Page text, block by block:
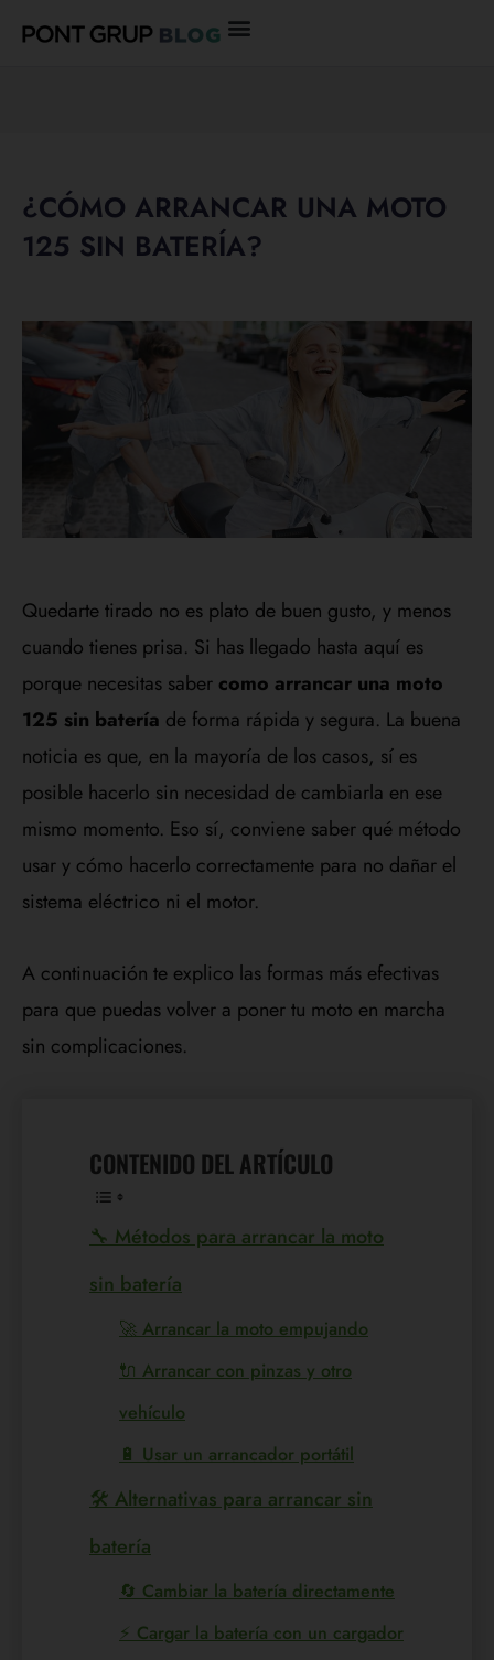
¿CÓMO ARRANCAR UNA MOTO
125 SIN BATERÍA?
Quedarte tirado no es plato de buen gusto, y menos
cuando tienes prisa. Si has llegado hasta aquí es
porque necesitas saber como arrancar una moto
125 sin batería de forma rápida y segura. La buena
noticia es que, en la mayoría de los casos, sí es
posible hacerlo sin necesidad de cambiarla en ese
mismo momento. Eso sí, conviene saber qué método
usar y cómo hacerlo correctamente para no dañar el
sistema eléctrico ni el motor.
A continuación te explico las formas más efectivas
para que puedas volver a poner tu moto en marcha
sin complicaciones.
CONTENIDO DEL ARTÍCULO
🔧 Métodos para arrancar la moto
sin batería
🚀 Arrancar la moto empujando
🔌 Arrancar con pinzas y otro
vehículo
🔋 Usar un arrancador portátil
🛠️ Alternativas para arrancar sin
batería
🔄 Cambiar la batería directamente
⚡ Cargar la batería con un cargador